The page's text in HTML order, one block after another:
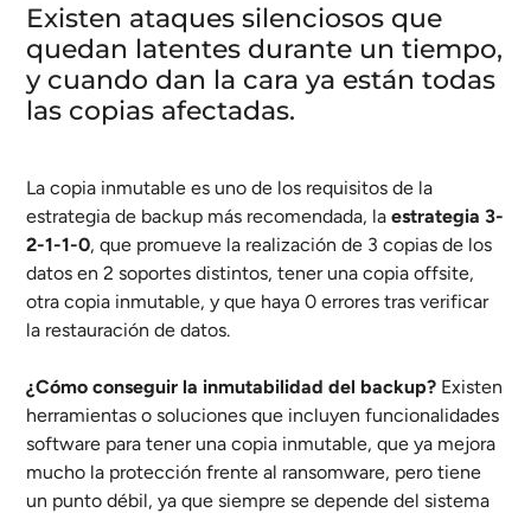
Existen ataques silenciosos que
quedan latentes durante un tiempo,
y cuando dan la cara ya están todas
las copias afectadas.
La copia inmutable es uno de los requisitos de la
estrategia de backup más recomendada, la estrategia 3-
2-1-1-0, que promueve la realización de 3 copias de los
datos en 2 soportes distintos, tener una copia offsite,
otra copia inmutable, y que haya 0 errores tras verificar
la restauración de datos.
¿Cómo conseguir la inmutabilidad del backup? Existen
herramientas o soluciones que incluyen funcionalidades
software para tener una copia inmutable, que ya mejora
mucho la protección frente al ransomware, pero tiene
un punto débil, ya que siempre se depende del sistema